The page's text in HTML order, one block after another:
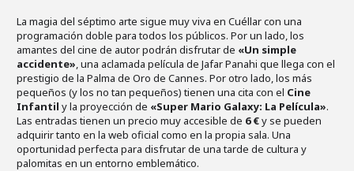
La magia del séptimo arte sigue muy viva en Cuéllar con una
programación doble para todos los públicos. Por un lado, los
amantes del cine de autor podrán disfrutar de «Un simple
accidente», una aclamada película de Jafar Panahi que llega con el
prestigio de la Palma de Oro de Cannes. Por otro lado, los más
pequeños (y los no tan pequeños) tienen una cita con el Cine
Infantil y la proyección de «Super Mario Galaxy: La Película».
Las entradas tienen un precio muy accesible de 6 €y se pueden
adquirir tanto en la web oficial como en la propia sala. Una
oportunidad perfecta para disfrutar de una tarde de cultura y
palomitas en un entorno emblemático.